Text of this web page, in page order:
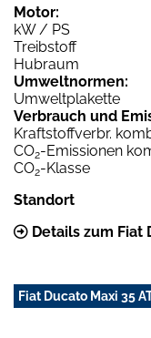
Motor:
kW / PS
Treibstoff
Hubraum
Umweltnormen:
Umweltplakette
Verbrauch und
Kraftstoffverbr.
CO2-Emissionen
CO2-Klasse
Standort
Details zum Fiat
Fiat Ducato Maxi 35